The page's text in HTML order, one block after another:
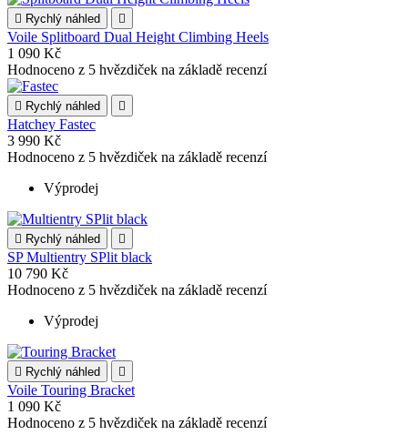
 Rychlý náhled 
Voile Splitboard Dual Height Climbing Heels
1 090 Kč
Hodnoceno z 5 hvězdiček na základě recenzí
 Rychlý náhled 
Hatchey Fastec
3 990 Kč
Hodnoceno z 5 hvězdiček na základě recenzí
Výprodej
 Rychlý náhled 
SP Multientry SPlit black
10 790 Kč
Hodnoceno z 5 hvězdiček na základě recenzí
Výprodej
 Rychlý náhled 
Voile Touring Bracket
1 090 Kč
Hodnoceno z 5 hvězdiček na základě recenzí